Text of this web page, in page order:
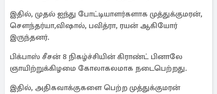
இதில், முதல் ஐந்து போட்டியாளர்களாக முத்துக்குமரன்,
சௌந்தர்யா,விஷால், பவித்ரா, ரயன் ஆகியோர்
இருந்தனர்.
பிக்பாஸ் சீசன் 8 நிகழ்ச்சியின் கிராண்ட் பினாலே
ஞாயிற்றுக்கிழமை கோலாகலமாக நடைபெற்றது.
இதில், அதிகவாக்குகளை பெற்ற முத்துக்குமரன்